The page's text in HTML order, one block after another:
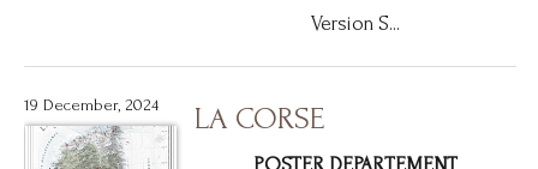
Version S...
19 December, 2024 LA CORSE